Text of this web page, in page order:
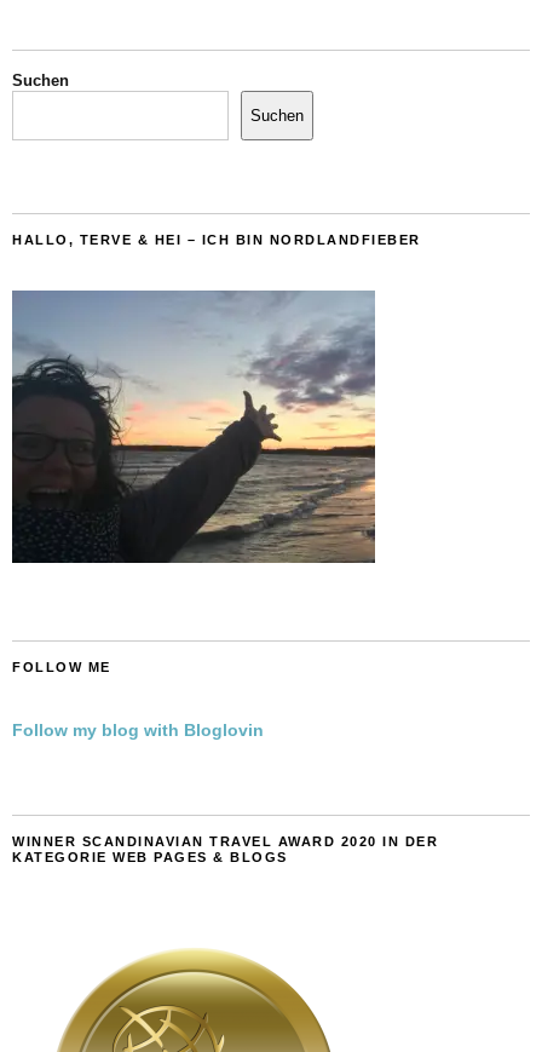
Suchen
Suchen
HALLO, TERVE & HEI – ICH BIN NORDLANDFIEBER
FOLLOW ME
Follow my blog with Bloglovin
WINNER SCANDINAVIAN TRAVEL AWARD 2020 IN DER
KATEGORIE WEB PAGES & BLOGS